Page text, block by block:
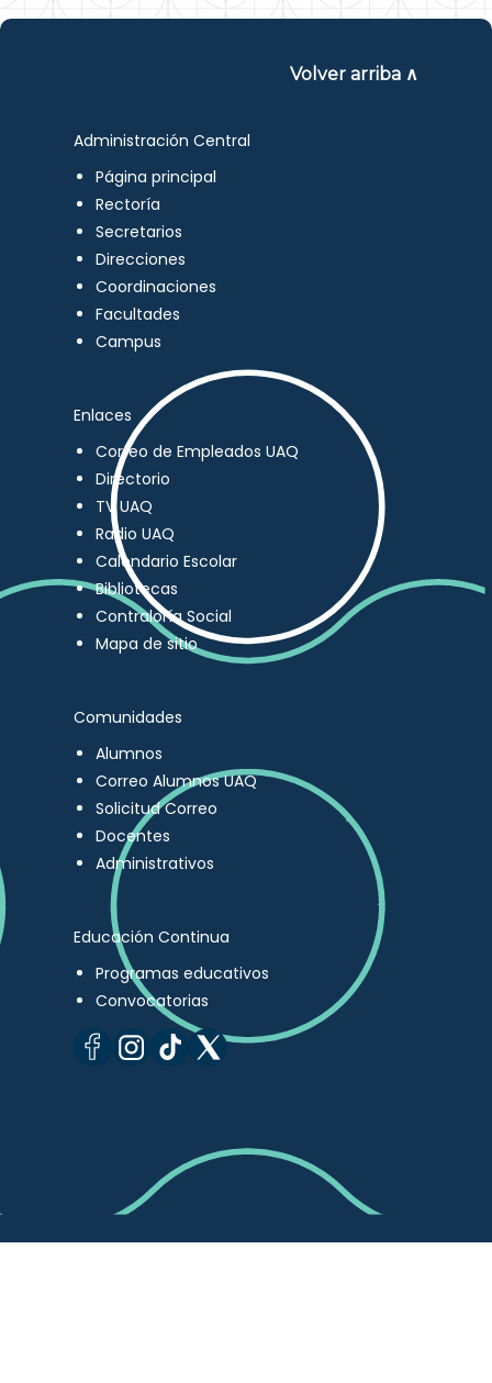
Volver arriba ∧
Administración Central
Página principal
Rectoría
Secretarios
Direcciones
Coordinaciones
Facultades
Campus
Enlaces
Correo de Empleados UAQ
Directorio
TV UAQ
Radio UAQ
Calendario Escolar
Bibliotecas
Contraloría Social
Mapa de sitio
Comunidades
Alumnos
Correo Alumnos UAQ
Solicitud Correo
Docentes
Administrativos
Educación Continua
Programas educativos
Convocatorias